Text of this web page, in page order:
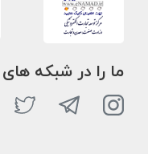
ما را در شبکه